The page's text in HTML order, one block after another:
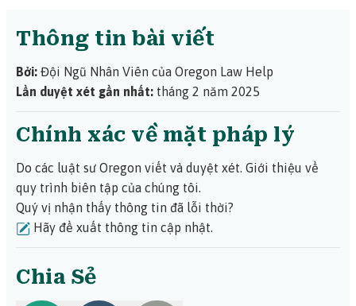
Thông tin bài viết
Bởi: Đội Ngũ Nhân Viên của Oregon Law Help
Lần duyệt xét gần nhất: tháng 2 năm 2025
Chính xác về mặt pháp lý
Do các luật sư Oregon viết và duyệt xét. Giới thiệu về
quy trình biên tập của chúng tôi.
Quý vị nhận thấy thông tin đã lỗi thời?
Hãy đề xuất thông tin cập nhật.
Chia Sẻ